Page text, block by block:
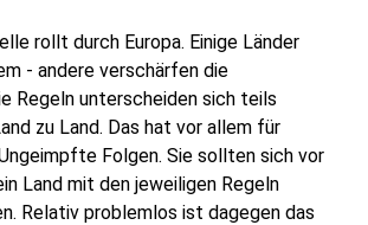
rollt durch Europa. Einige Länder
- andere verschärfen die
Regeln unterscheiden sich teils
zu Land. Das hat vor allem für
Folgen. Sie sollten sich vor
Land mit den jeweiligen Regeln
Relativ problemlos ist dagegen das